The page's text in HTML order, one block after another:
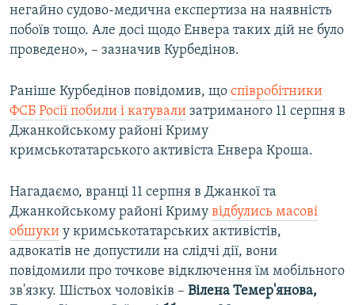
негайно судово-медична експертиза на наявність
побоїв тощо. Але досі щодо Енвера таких дій не було
проведено», – зазначив Курбедінов.
Раніше Курбедінов повідомив, що співробітники
ФСБ Росії побили і катували затриманого 11 серпня в
Джанкойському районі Криму
кримськотатарського активіста Енвера Кроша.
Нагадаємо, вранці 11 серпня в Джанкої та
Джанкойському районі Криму відбулись масові
обшуки у кримськотатарських активістів,
адвокатів не допустили на слідчі дії, вони
повідомили про точкове відключення їм мобільного
зв'язку. Шістьох чоловіків – Вілена Темер'янова,